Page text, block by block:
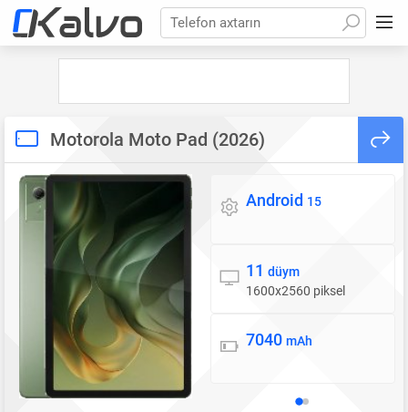
Telefon axtarın
Motorola Moto Pad (2026)
Əməliyyat sistemi
Android 15
Ekran
11 düym
1600x2560 piksel
Batareya
7040 mAh